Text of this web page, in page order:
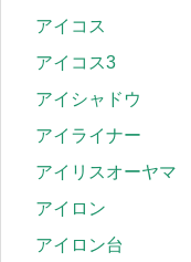
アイコス
アイコス3
アイシャドウ
アイライナー
アイリスオーヤマ
アイロン
アイロン台